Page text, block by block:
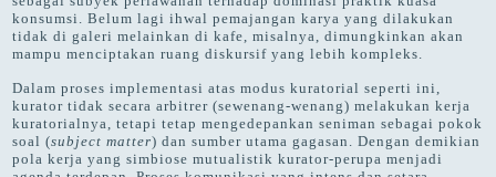
konsumsi. Belum lagi ihwal pemajangan karya yang dilakukan
tidak di galeri melainkan di kafe, misalnya, dimungkinkan akan
mampu menciptakan ruang diskursif yang lebih kompleks.
Dalam proses implementasi atas modus kuratorial seperti ini,
kurator tidak secara arbitrer (sewenang-wenang) melakukan kerja
kuratorialnya, tetapi tetap mengedepankan seniman sebagai pokok
soal (subject matter) dan sumber utama gagasan. Dengan demikian
pola kerja yang simbiose mutualistik kurator-perupa menjadi